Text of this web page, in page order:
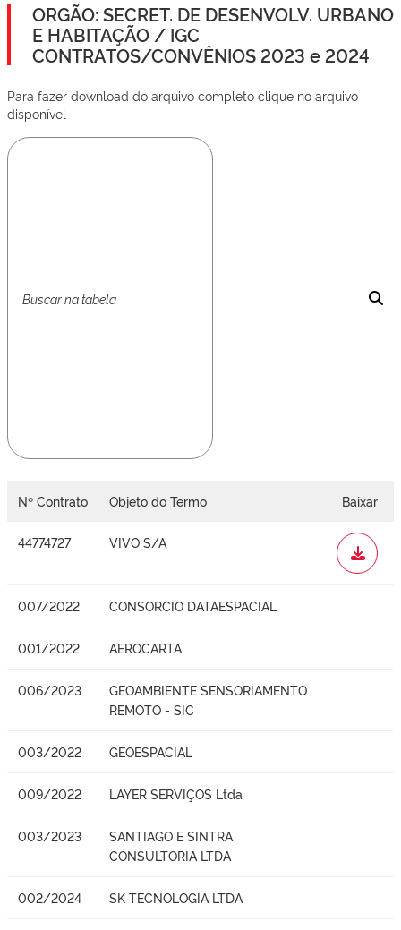
ORGÃO: SECRET. DE DESENVOLV. URBANO
E HABITAÇÃO / IGC
CONTRATOS/CONVÊNIOS 2023 e 2024
Para fazer download do arquivo completo clique no arquivo
disponível
Nº Contrato Objeto do Termo Baixar
44774727 VIVO S/A
WORD
007/2022 CONSORCIO DATAESPACIAL
001/2022 AEROCARTA
006/2023
GEOAMBIENTE SENSORIAMENTO
REMOTO - SIC
003/2022 GEOESPACIAL
009/2022 LAYER SERVIÇOS Ltda
003/2023
SANTIAGO E SINTRA
CONSULTORIA LTDA
002/2024 SK TECNOLOGIA LTDA